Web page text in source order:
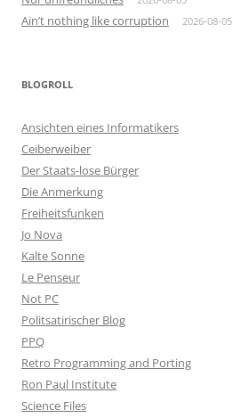
Ain’t nothing like corruption 2026-08-05
BLOGROLL
Ansichten eines Informatikers
Ceiberweiber
Der Staats-lose Bürger
Die Anmerkung
Freiheitsfunken
Jo Nova
Kalte Sonne
Le Penseur
Not PC
Politsatirischer Blog
PPQ
Retro Programming and Porting
Ron Paul Institute
Science Files